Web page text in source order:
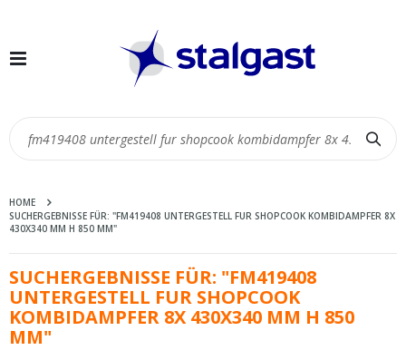
Navigation
HOME
SUCHERGEBNISSE FÜR: "FM419408 UNTERGESTELL FUR SHOPCOOK KOMBIDAMPFER 8X
430X340 MM H 850 MM"
SUCHERGEBNISSE FÜR: "FM419408
UNTERGESTELL FUR SHOPCOOK
KOMBIDAMPFER 8X 430X340 MM H 850
MM"